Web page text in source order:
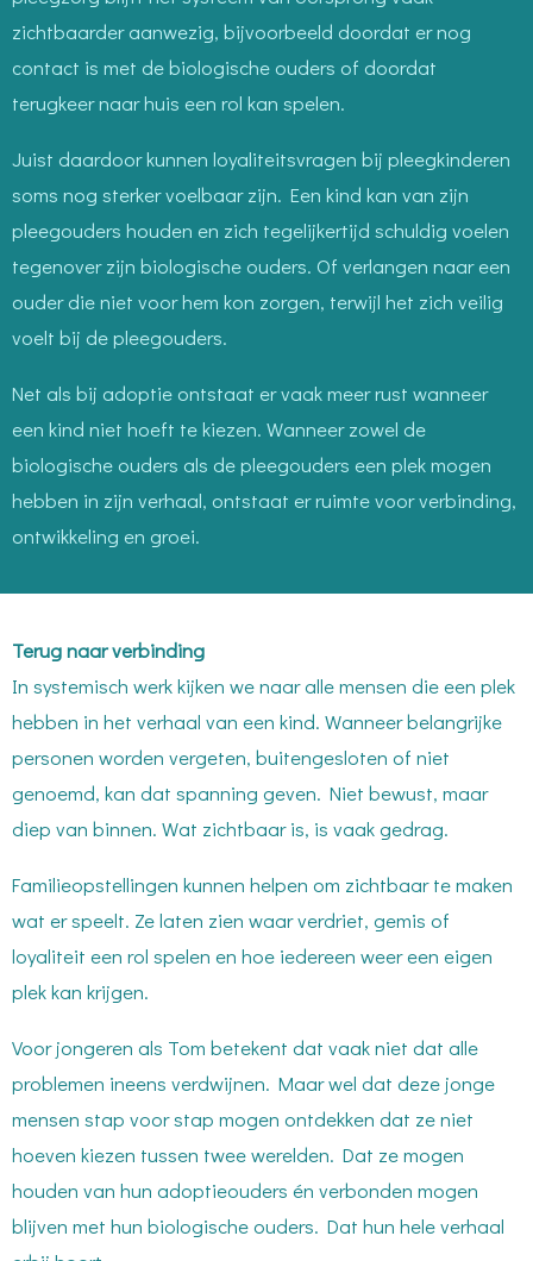
zichtbaarder aanwezig, bijvoorbeeld doordat er nog
contact is met de biologische ouders of doordat
terugkeer naar huis een rol kan spelen.
Juist daardoor kunnen loyaliteitsvragen bij pleegkinderen
soms nog sterker voelbaar zijn. Een kind kan van zijn
pleegouders houden en zich tegelijkertijd schuldig voelen
tegenover zijn biologische ouders. Of verlangen naar een
ouder die niet voor hem kon zorgen, terwijl het zich veilig
voelt bij de pleegouders.
Net als bij adoptie ontstaat er vaak meer rust wanneer
een kind niet hoeft te kiezen. Wanneer zowel de
biologische ouders als de pleegouders een plek mogen
hebben in zijn verhaal, ontstaat er ruimte voor verbinding,
ontwikkeling en groei.
Terug naar verbinding
In systemisch werk kijken we naar alle mensen die een plek
hebben in het verhaal van een kind. Wanneer belangrijke
personen worden vergeten, buitengesloten of niet
genoemd, kan dat spanning geven. Niet bewust, maar
diep van binnen. Wat zichtbaar is, is vaak gedrag.
Familieopstellingen kunnen helpen om zichtbaar te maken
wat er speelt. Ze laten zien waar verdriet, gemis of
loyaliteit een rol spelen en hoe iedereen weer een eigen
plek kan krijgen.
Voor jongeren als Tom betekent dat vaak niet dat alle
problemen ineens verdwijnen. Maar wel dat deze jonge
mensen stap voor stap mogen ontdekken dat ze niet
hoeven kiezen tussen twee werelden. Dat ze mogen
houden van hun adoptieouders én verbonden mogen
blijven met hun biologische ouders. Dat hun hele verhaal